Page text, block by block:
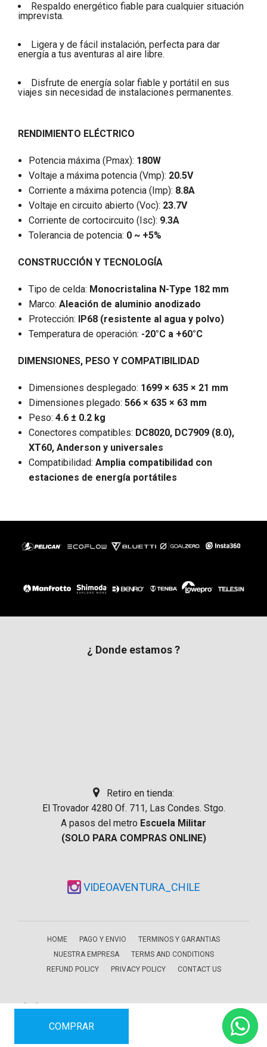
Respaldo energético fiable para cualquier situación
imprevista.
Ligera y de fácil instalación, perfecta para dar
energía a tus aventuras al aire libre.
Disfrute de energía solar fiable y portátil en sus
viajes sin necesidad de instalaciones permanentes.
RENDIMIENTO ELÉCTRICO
Potencia máxima (Pmax): 180W
Voltaje a máxima potencia (Vmp): 20.5V
Corriente a máxima potencia (Imp): 8.8A
Voltaje en circuito abierto (Voc): 23.7V
Corriente de cortocircuito (Isc): 9.3A
Tolerancia de potencia: 0 ~ +5%
CONSTRUCCIÓN Y TECNOLOGÍA
Tipo de celda: Monocristalina N-Type 182 mm
Marco: Aleación de aluminio anodizado
Protección: IP68 (resistente al agua y polvo)
Temperatura de operación: -20°C a +60°C
DIMENSIONES, PESO Y COMPATIBILIDAD
Dimensiones desplegado: 1699 × 635 × 21 mm
Dimensiones plegado: 566 × 635 × 63 mm
Peso: 4.6 ± 0.2 kg
Conectores compatibles: DC8020, DC7909 (8.0),
XT60, Anderson y universales
Compatibilidad: Amplia compatibilidad con
estaciones de energía portátiles
COMPRAR
¿ Donde estamos ?
Retiro en tienda:
El Trovador 4280 Of. 711, Las Condes. Stgo.
A pasos del metro Escuela Militar
(SOLO PARA COMPRAS ONLINE)
VIDEOAVENTURA_CHILE
HOME PAGO Y ENVIO
TERMINOS Y GARANTIAS
NUESTRA EMPRESA
TERMS AND CONDITIONS
REFUND POLICY
PRIVACY POLICY CONTACT US